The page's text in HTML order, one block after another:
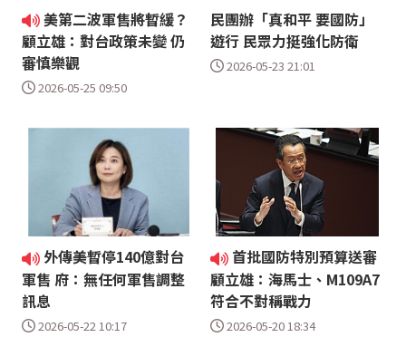
美第二波軍售將暫緩？
顧立雄：對台政策未變 仍
審慎樂觀
2026-05-25 09:50
民團辦「真和平 要國防」
遊行 民眾力挺強化防衛
2026-05-23 21:01
外傳美暫停140億對台
軍售 府：無任何軍售調整
訊息
2026-05-22 10:17
首批國防特別預算送審
顧立雄：海馬士、M109A7
符合不對稱戰力
2026-05-20 18:34